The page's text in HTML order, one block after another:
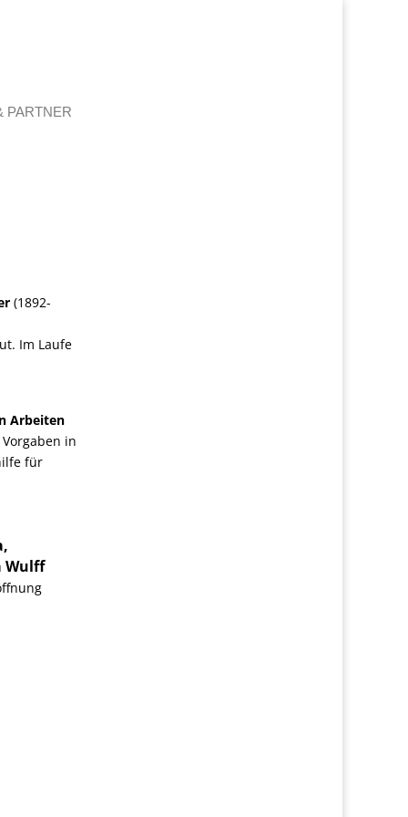
PARTNER
(1892-
Im Laufe
Arbeiten
in
für
Wulff